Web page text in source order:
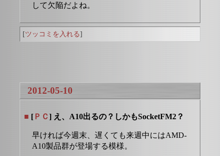
して欠陥だよね。
[ツッコミを入れる]
2012-05-10
■ [ ＰＣ] え、A10出るの？しかもSocketFM2？
早ければ今週末、遅くても来週中にはAMD-
A10製品群が登場する模様。